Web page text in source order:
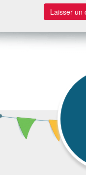
Laisser un